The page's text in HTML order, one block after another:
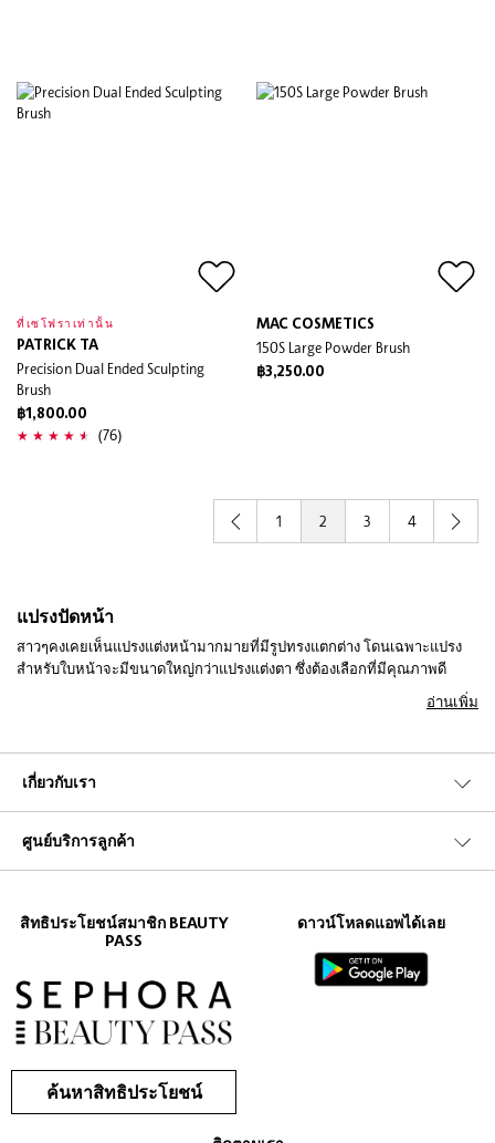
ที่เซโฟราเท่านั้น
PATRICK TA
Precision Dual Ended Sculpting
Brush
฿1,800.00
(76)
MAC COSMETICS
150S Large Powder Brush
฿3,250.00
1 2 3 4
แปรงปัดหน้า
สาวๆคงเคยเห็นแปรงแต่งหน้ามากมายที่มีรูปทรงแตกต่าง โดนเฉพาะแปรง
สำหรับใบหน้าจะมีขนาดใหญ่กว่าแปรงแต่งตา ซึ่งต้องเลือกที่มีคุณภาพดี
แต่ก่อน
2 ชนิด
แปรงขนธรรมชาติคือแปรงขนสัตว์ต่างๆ อย่างขนม้า ขนกระรอก ซึ่งจะมี
คุณสมบัติละเอียด เบาสบายผิว เหมาะสำหรับการปัดแก้ม ลงอายแชโดว์ ส่วน
แปรงขนสังเคราะห์ ทำมาจากใยสังเคราะห์ มีความนิ่มแต่ไม่คืนรูปเหมือนขน
ธรรมชาติ เหมาะกับครีมรองพื้น คราวนี้เรามารู้จักกับแปรงแบบต่างๆกันบ้าง
กับผิว ส่วนแปรงแบนปลายมนแบบดูโอไฟเบอร์จะให้การปกปิดที่หนากว่า
เหมาะกับผลิตภัณฑ์แบบน้ำและครีม
แปรงลงแป้งหัวแปรงจะบานไว้ลงแป้งทั่วใบหน้าเพื่อเซ็ตหน้าหลังลงรองพื้น
ส่วนแปรงปัดแก้มจะคล้ายกับแปรงทาแป้ง แต่เล็กกว่า ควรเลือกใช้เป็นขน
เรียวแบน ควรใช้เป็นขนสังเคราะห์นะ เรามีหลักเกณฑ์ในการเลือกซื้อดังนี้
แปรงแต่งหน้าที่ดีต้องมีขนแปรงนุ่ม เป็นระเบียบ ไม่ก่อให้เกิดการระคาย
อ่านเพิ่ม
เกี่ยวกับเรา
ศูนย์บริการลูกค้า
สิทธิประโยชน์สมาชิก BEAUTY
PASS
ค้นหาสิทธิประโยชน์
ดาวน์โหลดแอพได้เลย